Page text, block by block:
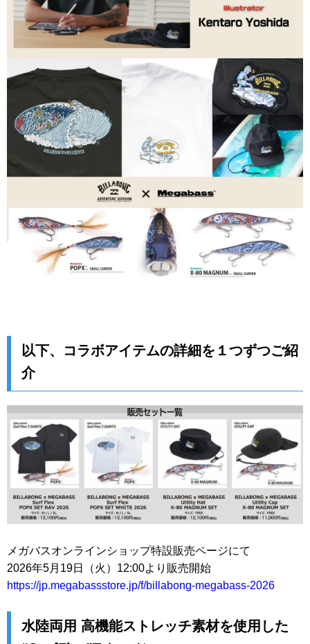
以下、コラボアイテムの詳細を１つずつご紹
介
メガバスオンラインショップ特設販売ページにて
2026年5月19日（火）12:00より販売開始
https://jp.megabassstore.jp/f/billabong-megabass-2026
水陸両用 高機能ストレッチ素材を使用した